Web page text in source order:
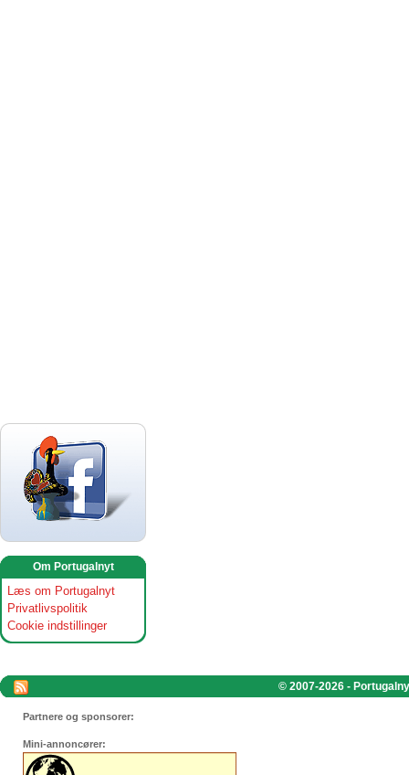
Om Portugalnyt
Læs om Portugalnyt
Privatlivspolitik
Cookie indstillinger
© 2007-2026 -
Partnere og sponsorer:
Mini-annoncører: